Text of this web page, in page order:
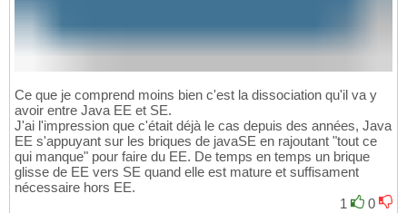
Ce que je comprend moins bien c'est la dissociation qu'il va y
avoir entre Java EE et SE.
J'ai l'impression que c'était déjà le cas depuis des années, Java
EE s'appuyant sur les briques de javaSE en rajoutant "tout ce
qui manque" pour faire du EE. De temps en temps un brique
glisse de EE vers SE quand elle est mature et suffisament
nécessaire hors EE.
1
0